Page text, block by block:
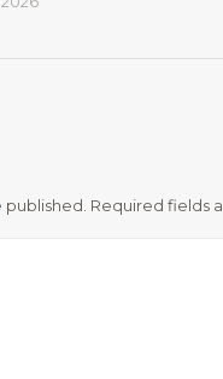
published. Required fields